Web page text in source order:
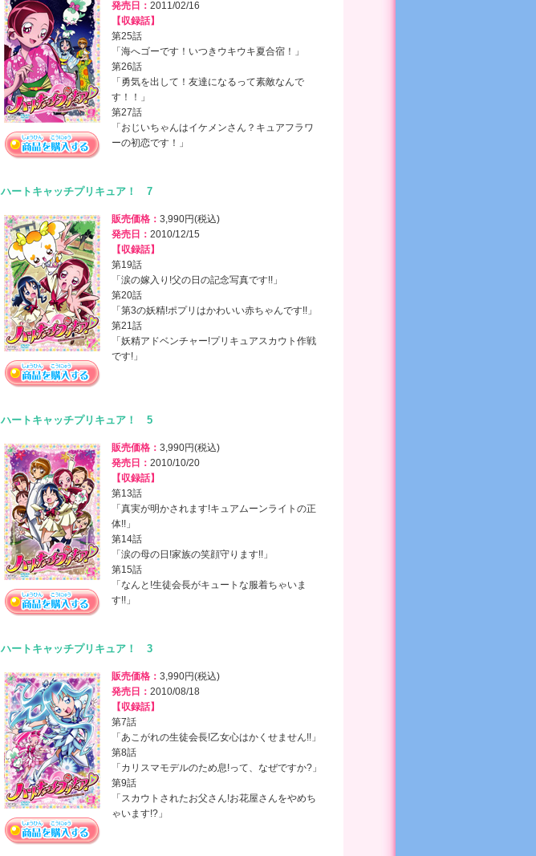
発売日： 2011/02/16
【収録話】
第25話
「海へゴーです！いつきウキウキ夏合宿！」
第26話
「勇気を出して！友達になるって素敵なんで
す！！」
第27話
「おじいちゃんはイケメンさん？キュアフラワ
ーの初恋です！」
ハートキャッチプリキュア！ 7
販売価格： 3,990円(税込)
発売日： 2010/12/15
【収録話】
第19話
「涙の嫁入り!父の日の記念写真です!!」
第20話
「第3の妖精!ポプリはかわいい赤ちゃんです!!」
第21話
「妖精アドベンチャー!プリキュアスカウト作戦
です!」
ハートキャッチプリキュア！ 5
販売価格： 3,990円(税込)
発売日： 2010/10/20
【収録話】
第13話
「真実が明かされます!キュアムーンライトの正
体!!」
第14話
「涙の母の日!家族の笑顔守ります!!」
第15話
「なんと!生徒会長がキュートな服着ちゃいま
す!!」
ハートキャッチプリキュア！ 3
販売価格： 3,990円(税込)
発売日： 2010/08/18
【収録話】
第7話
「あこがれの生徒会長!乙女心はかくせません!!」
第8話
「カリスマモデルのため息!って、なぜですか?」
第9話
「スカウトされたお父さん!お花屋さんをやめち
ゃいます!?」